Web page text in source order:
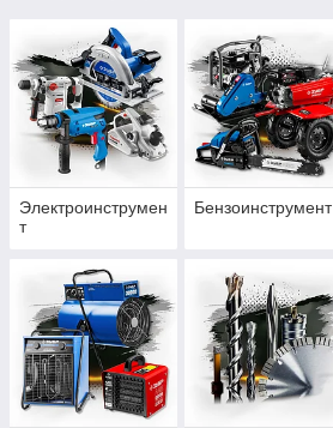
Электроинструмен
т
Бензоинструмент